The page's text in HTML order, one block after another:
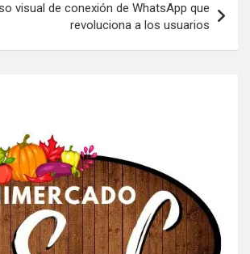
visual de conexión de WhatsApp que
revoluciona a los usuarios